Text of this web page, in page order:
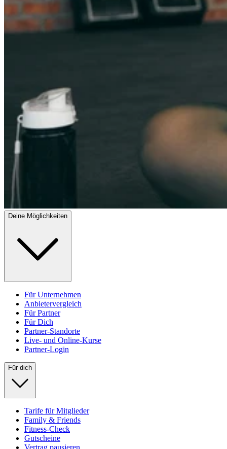
Deine Möglichkeiten
Für Unternehmen
Anbietervergleich
Für Partner
Für Dich
Partner-Standorte
Live- und Online-Kurse
Partner-Login
Für dich
Tarife für Mitglieder
Family & Friends
Fitness-Check
Gutscheine
Vertrag pausieren